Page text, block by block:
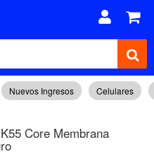
Nuevos Ingresos Celulares
Core Membrana